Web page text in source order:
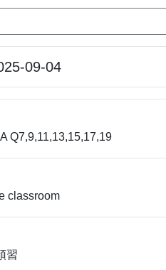
09-04
Q7,9,11,13,15,17,19
classroom
習